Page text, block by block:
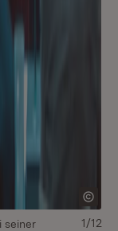
seiner
1/12